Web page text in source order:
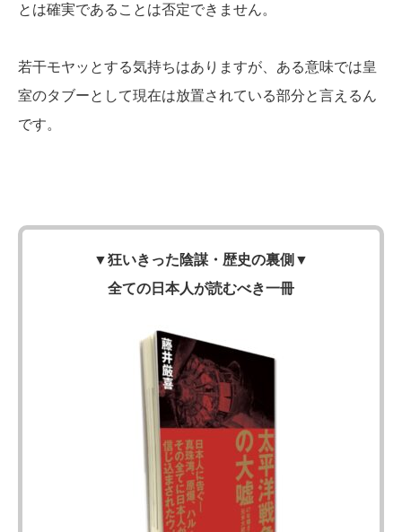
とは確実であることは否定できません。
若干モヤッとする気持ちはありますが、ある意味では皇
室のタブーとして現在は放置されている部分と言えるん
です。
▼狂いきった陰謀・歴史の裏側 ▼
全ての日本人が読むべき一冊